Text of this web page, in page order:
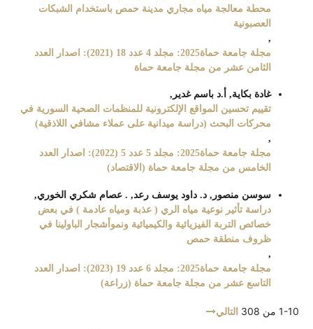
محطة معالجة مياه مجاري مدينة حمص باستخدام الشبكات
العصبونية
,
مجلة جامعة حماة2025: مجلد 4 عدد 18 (2021): اصدار العدد
الثامن عشر من مجلة جامعة حماة
غادة بكاية, أ.د باسم غدير,
تقييم تحسين المواقع الإلكترونية للمنظمات الصحية السورية في
محركات البحث (دراسة ميدانية على عملاء مشافي اللاذقية)
,
مجلة جامعة حماة2025: مجلد 5 عدد 5 (2022): اصدار العدد
الخامس من مجلة جامعة حماة (الاقتصاد)
سوسن منصور, د. داود يوسف رعد, . عصام شكري الخوري,
دراسة تأثير نوعية مياه الري ( عذبة ومياه عادمة ) في بعض
خصائص التربة الفيزيائية والكيميائية ونموأشجار الباولينا في
ظروف منطقة حمص
,
مجلة جامعة حماة2025: مجلد 6 عدد 19 (2023): اصدار العدد
التاسع عشر من مجلة جامعة حماة (زراعة)
1-10 من 308 التالي